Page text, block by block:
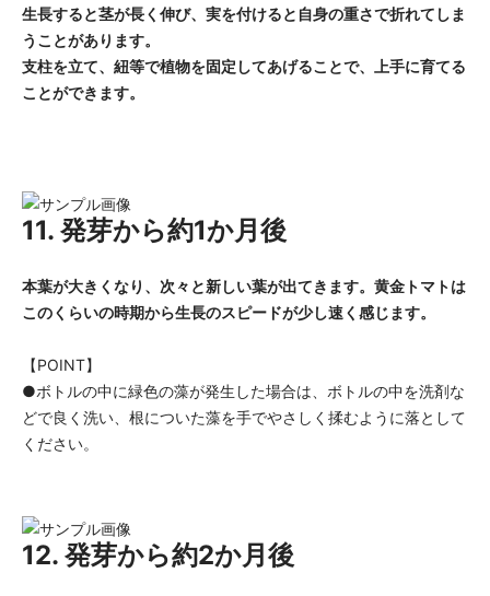
生長すると茎が長く伸び、実を付けると自身の重さで折れてしま
うことがあります。
支柱を立て、紐等で植物を固定してあげることで、上手に育てる
ことができます。
11. 発芽から約1か月後
本葉が大きくなり、次々と新しい葉が出てきます。黄金トマトは
このくらいの時期から生長のスピードが少し速く感じます。
【POINT】
●ボトルの中に緑色の藻が発生した場合は、ボトルの中を洗剤な
どで良く洗い、根についた藻を手でやさしく揉むように落として
ください。
12. 発芽から約2か月後